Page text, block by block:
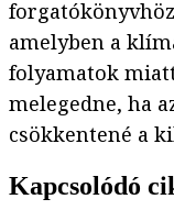
amelyben a
folyamatok
melegedne, ha
csökkentené a
Kapcsolódó